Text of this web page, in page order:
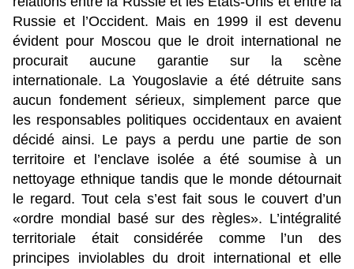
Russie et l’Occident. Mais en 1999 il est devenu
évident pour Moscou que le droit international ne
procurait aucune garantie sur la scène
internationale. La Yougoslavie a été détruite sans
aucun fondement sérieux, simplement parce que
les responsables politiques occidentaux en avaient
décidé ainsi. Le pays a perdu une partie de son
territoire et l’enclave isolée a été soumise à un
nettoyage ethnique tandis que le monde détournait
le regard. Tout cela s’est fait sous le couvert d’un
«ordre mondial basé sur des règles». L’intégralité
territoriale était considérée comme l’un des
principes inviolables du droit international et elle